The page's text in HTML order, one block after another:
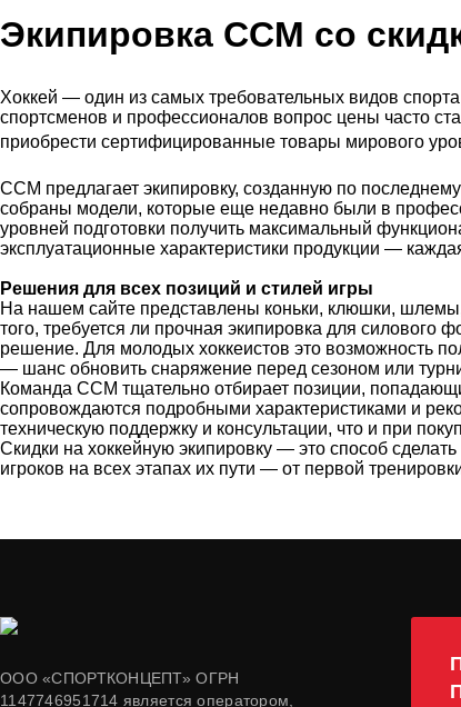
Экипировка CCM со
Хоккей — один из самых требовательных видов
спортсменов и профессионалов вопрос цены часто
приобрести сертифицированные товары мирового
CCM предлагает экипировку, созданную по
собраны модели, которые еще недавно были в
уровней подготовки получить максимальный
эксплуатационные характеристики продукции —
Решения для всех позиций и стилей игры
На нашем сайте представлены коньки, клюшки,
того, требуется ли прочная экипировка для
решение. Для молодых хоккеистов это возможность
— шанс обновить снаряжение перед сезоном или
Команда CCM тщательно отбирает позиции,
сопровождаются подробными характеристиками и
техническую поддержку и консультации, что и при
Скидки на хоккейную экипировку — это способ
игроков на всех этапах их пути — от первой
ООО «СПОРТКОНЦЕПТ» ОГРН
1147746951714 является оператором,